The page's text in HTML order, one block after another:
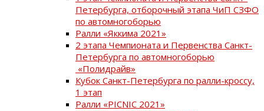
Петербурга, отборочный этапа ЧиП СЗФО
по автомногоборью
Ралли «Яккима 2021»
2 этапа Чемпионата и Первенства Санкт-
Петербурга по автомногоборью
«Полидрайв»
Кубок Санкт-Петербурга по ралли-кроссу,
1 этап
Ралли «PICNIC 2021»